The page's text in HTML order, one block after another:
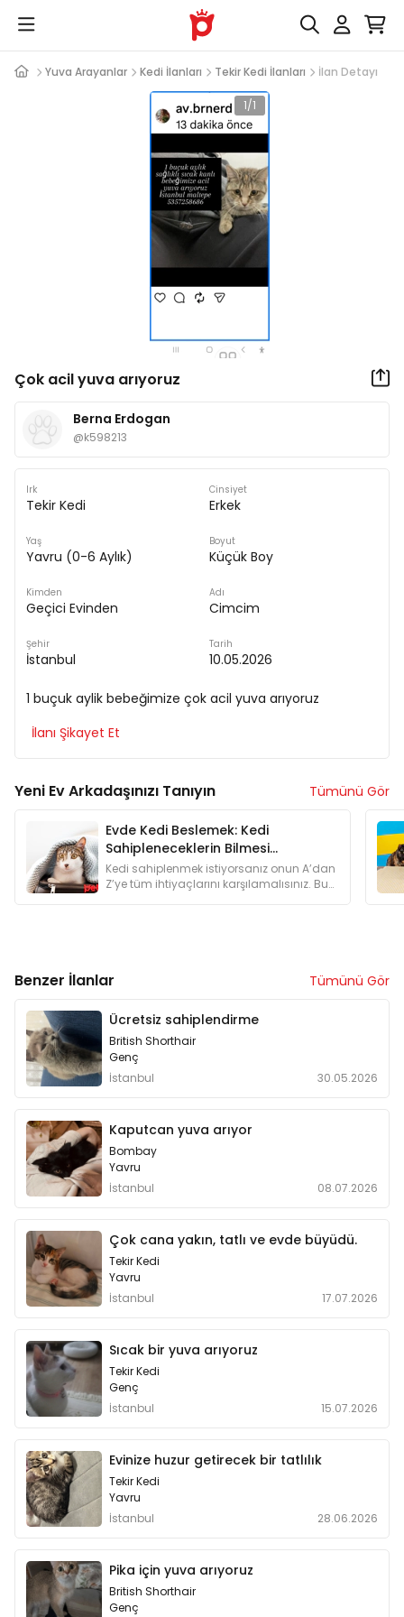
Yuva Arayanlar Kedi İlanları Tekir Kedi İlanları İlan Detayı
1/1
Çok acil yuva arıyoruz
Berna Erdogan
@k598213
Irk
Tekir Kedi
Cinsiyet
Erkek
Yaş
Yavru (0-6 Aylık)
Boyut
Küçük Boy
Kimden
Geçici Evinden
Adı
Cimcim
Şehir
İstanbul
Tarih
10.05.2026
1 buçuk aylik bebeğimize çok acil yuva arıyoruz
İlanı Şikayet Et
Yeni Ev Arkadaşınızı Tanıyın Tümünü Gör
Evde Kedi Beslemek: Kedi
Sahipleneceklerin Bilmesi
Gerekenler
Kedi sahiplenmek istiyorsanız onun A’dan
Z’ye tüm ihtiyaçlarını karşılamalısınız. Bu
Benzer İlanlar Tümünü Gör
Ücretsiz sahiplendirme
British Shorthair
Genç
İstanbul
30.05.2026
Kaputcan yuva arıyor
Bombay
Yavru
İstanbul
08.07.2026
Çok cana yakın, tatlı ve evde büyüdü.
Tekir Kedi
Yavru
İstanbul
17.07.2026
Sıcak bir yuva arıyoruz
Tekir Kedi
Genç
İstanbul
15.07.2026
Evinize huzur getirecek bir tatlılık
Tekir Kedi
Yavru
İstanbul
28.06.2026
Pika için yuva arıyoruz
British Shorthair
Genç